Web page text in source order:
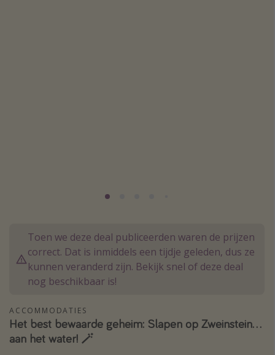
Vroegboeker
Groepsreizen
Vakantieparken
Single reizen
Zonvakanties
Rondreizen
Toen we deze deal publiceerden waren de prijzen
correct. Dat is inmiddels een tijdje geleden, dus ze
kunnen veranderd zijn. Bekijk snel of deze deal
nog beschikbaar is!
ACCOMMODATIES
Het best bewaarde geheim: Slapen op Zweinstein...
aan het water! 🪄